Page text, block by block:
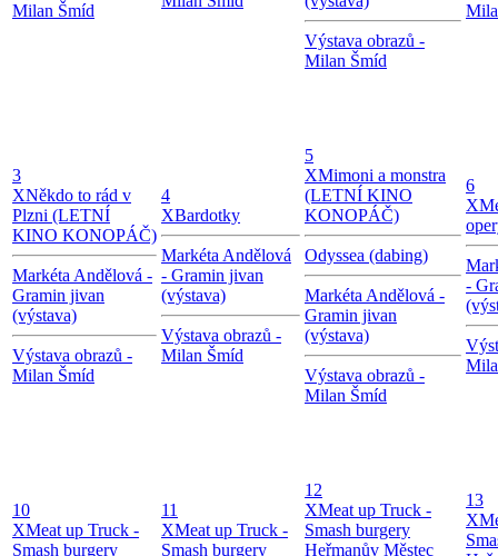
Milan Šmíd
Výstava obrazů -
Milan Šmíd
3
XNěkdo to rád v
Plzni (LETNÍ
KINO KONOPÁČ)
Markéta Andělová -
Gramin jivan
(výstava)
Výstava obrazů -
Milan Šmíd
4
XBardotky
Markéta Andělová
- Gramin jivan
(výstava)
Výstava obrazů -
Milan Šmíd
5
XMimoni a monstra
(LETNÍ KINO
KONOPÁČ)
Odyssea (dabing)
Markéta Andělová -
Gramin jivan
(výstava)
Výstava obrazů -
Milan Šmíd
6
X
-
10
XMeat up Truck -
Smash burgery
11
XMeat up Truck -
Smash burgery
12
XMeat up Truck -
Smash burgery
Heřmanův Městec
13
X